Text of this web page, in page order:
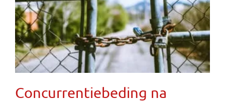
Concurrentiebeding na